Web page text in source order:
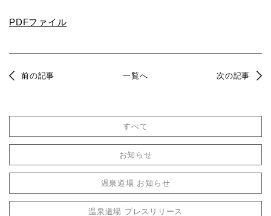
PDFファイル
前の記事 一覧へ 次の記事
すべて
お知らせ
温泉道場 お知らせ
温泉道場 プレスリリース